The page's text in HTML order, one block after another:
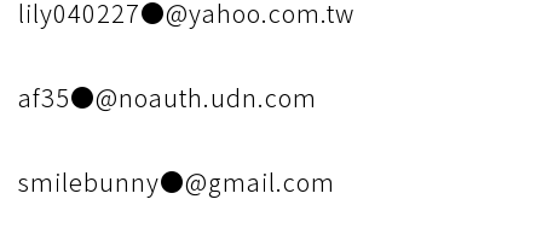
lily040227●@yahoo.com.tw
af35●@noauth.udn.com
smilebunny●@gmail.com